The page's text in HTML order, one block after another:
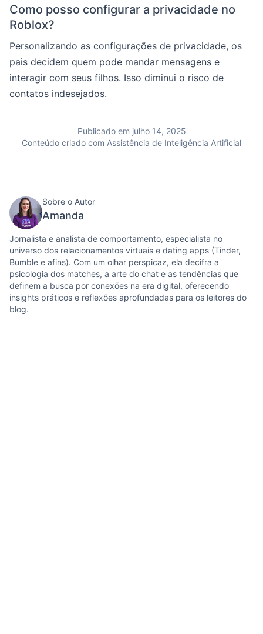
Como posso configurar a privacidade no
Roblox?
Personalizando as configurações de privacidade, os
pais decidem quem pode mandar mensagens e
interagir com seus filhos. Isso diminui o risco de
contatos indesejados.
Publicado em julho 14, 2025
Conteúdo criado com Assistência de Inteligência Artificial
Sobre o Autor
Amanda
Jornalista e analista de comportamento, especialista no
universo dos relacionamentos virtuais e dating apps (Tinder,
Bumble e afins). Com um olhar perspicaz, ela decifra a
psicologia dos matches, a arte do chat e as tendências que
definem a busca por conexões na era digital, oferecendo
insights práticos e reflexões aprofundadas para os leitores do
blog.